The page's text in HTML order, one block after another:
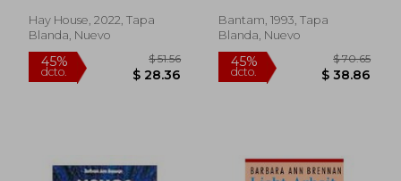
Long to Live (en
Inglés)
Hay House, 2022, Tapa
Blanda, Nuevo
Bantam, 1993, Tapa
Blanda, Nuevo